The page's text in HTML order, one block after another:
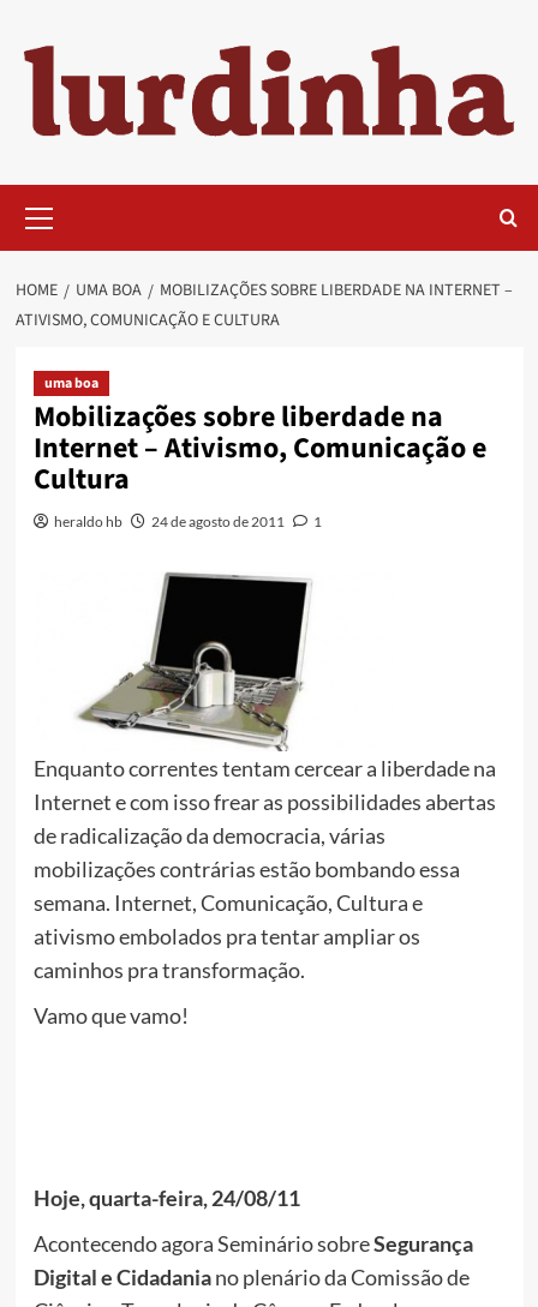
content
Menu
HOME UMA BOA
MOBILIZAÇÕES SOBRE LIBERDADE NA INTERNET –
ATIVISMO, COMUNICAÇÃO E CULTURA
uma boa
Mobilizações sobre liberdade na
Internet – Ativismo, Comunicação e
Cultura
heraldo hb 24 de agosto de 2011 1
Enquanto correntes tentam cercear a liberdade na
Internet e com isso frear as possibilidades abertas
de radicalização da democracia, várias
mobilizações contrárias estão bombando essa
semana. Internet, Comunicação, Cultura e
ativismo embolados pra tentar ampliar os
caminhos pra transformação.
Vamo que vamo!
Hoje, quarta-feira, 24/08/11
Acontecendo agora Seminário sobreSegurança
Digital e Cidadaniano plenário da Comissão de